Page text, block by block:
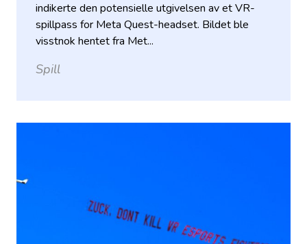
indikerte den potensielle utgivelsen av et VR-
spillpass for Meta Quest-headset. Bildet ble
visstnok hentet fra Met...
Spill